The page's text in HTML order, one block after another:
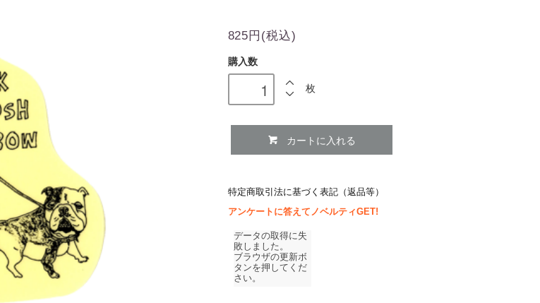
825円(税込)
購入数
枚
カートに入れる
特定商取引法に基づく表記（返品等）
アンケートに答えてノベルティGET!